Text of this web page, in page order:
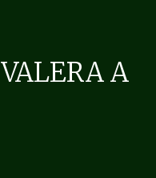
VALERA A